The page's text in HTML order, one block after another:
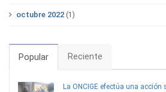
octubre 2022 (1)
Popular Reciente
La ONCIGE efectúa una